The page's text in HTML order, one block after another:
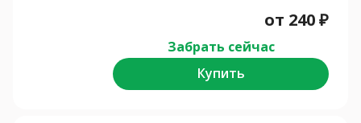
от 240₽
Забрать сейчас
Купить